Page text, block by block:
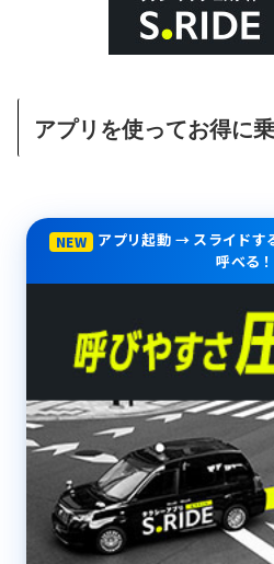
アプリを使ってお得に
NEW
アプリ起動 → スライドす
呼べる！